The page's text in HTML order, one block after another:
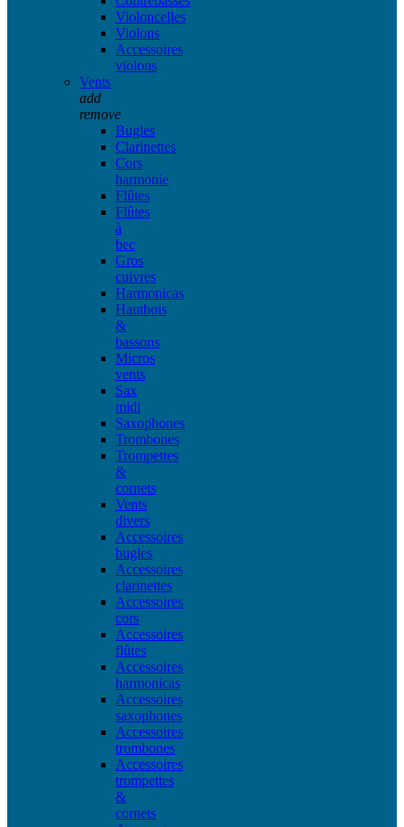
Violoncelles
Violons
Accessoires
violons
Vents
add
remove
Bugles
Clarinettes
Cors
harmonie
Flûtes
Flûtes
à
bec
Gros
cuivres
Harmonicas
Hautbois
&
bassons
Micros
vents
Sax
midi
Saxophones
Trombones
Trompettes
&
cornets
Vents
divers
Accessoires
bugles
Accessoires
clarinettes
Accessoires
cors
Accessoires
flûtes
Accessoires
harmonicas
Accessoires
saxophones
Accessoires
trombones
Accessoires
trompettes
&
cornets